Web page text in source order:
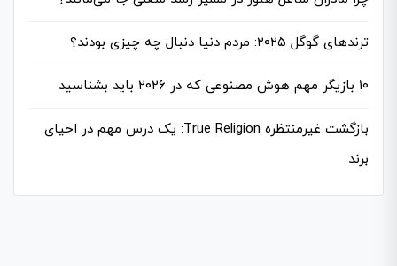
ترندهای گوگل ۲۰۲۵: مردم دنیا دنبال چه چیزی بودند؟
۱۰ بازیگر مهم هوش مصنوعی که در ۲۰۲۶ باید بشناسید
بازگشت غیرمنتظره True Religion: یک درس مهم در احیای
برند